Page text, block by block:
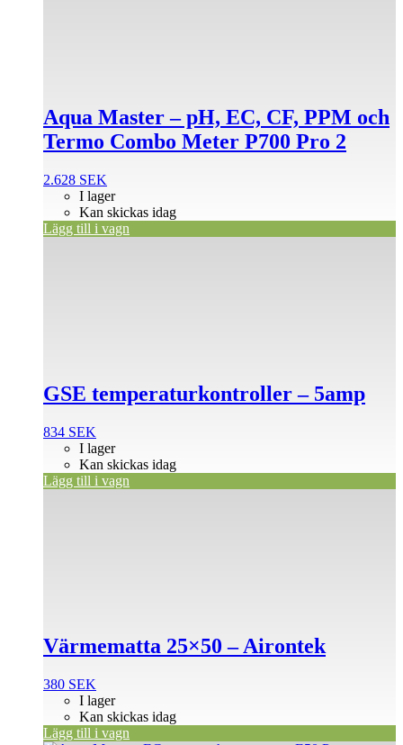
Aqua Master – pH, EC, CF, PPM och
Termo Combo Meter P700 Pro 2
2.628 SEK
I lager
Kan skickas idag
Lägg till i vagn
GSE temperaturkontroller – 5amp
834 SEK
I lager
Kan skickas idag
Lägg till i vagn
Värmematta 25×50 – Airontek
380 SEK
I lager
Kan skickas idag
Lägg till i vagn